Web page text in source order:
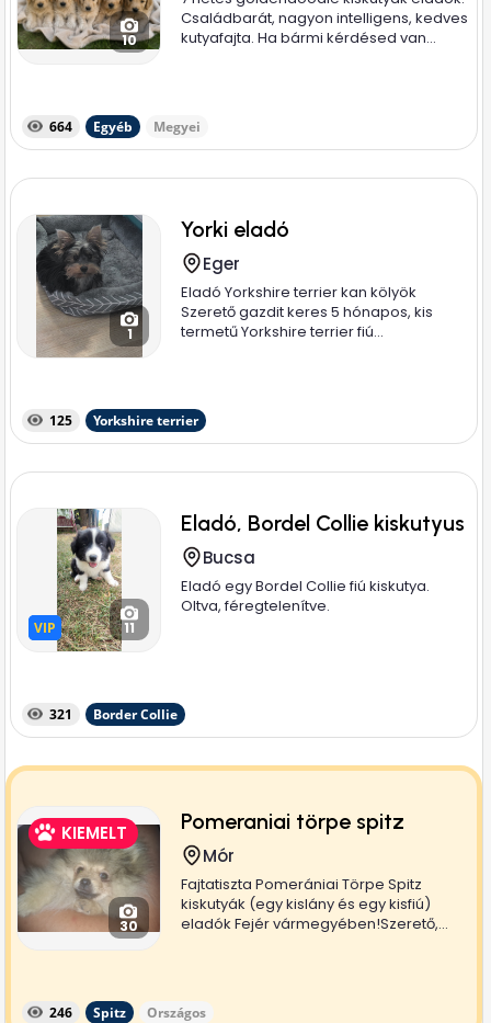
10
Családbarát, nagyon intelligens, kedves
kutyafajta. Ha bármi kérdésed van...
664 Egyéb Megyei
1
Yorki eladó
Eger
Eladó Yorkshire terrier kan kölyök
Szerető gazdit keres 5 hónapos, kis
termetű Yorkshire terrier fiú...
125 Yorkshire terrier
VIP
VIP 11
Eladó, Bordel Collie kiskutyus
Bucsa
Eladó egy Bordel Collie fiú kiskutya.
Oltva, féregtelenítve.
321 Border Collie
KIEMELT
30
Pomeraniai törpe spitz
Mór
Fajtatiszta Pomerániai Törpe Spitz
kiskutyák (egy kislány és egy kisfiú)
eladók Fejér vármegyében!Szerető,...
246 Spitz Országos